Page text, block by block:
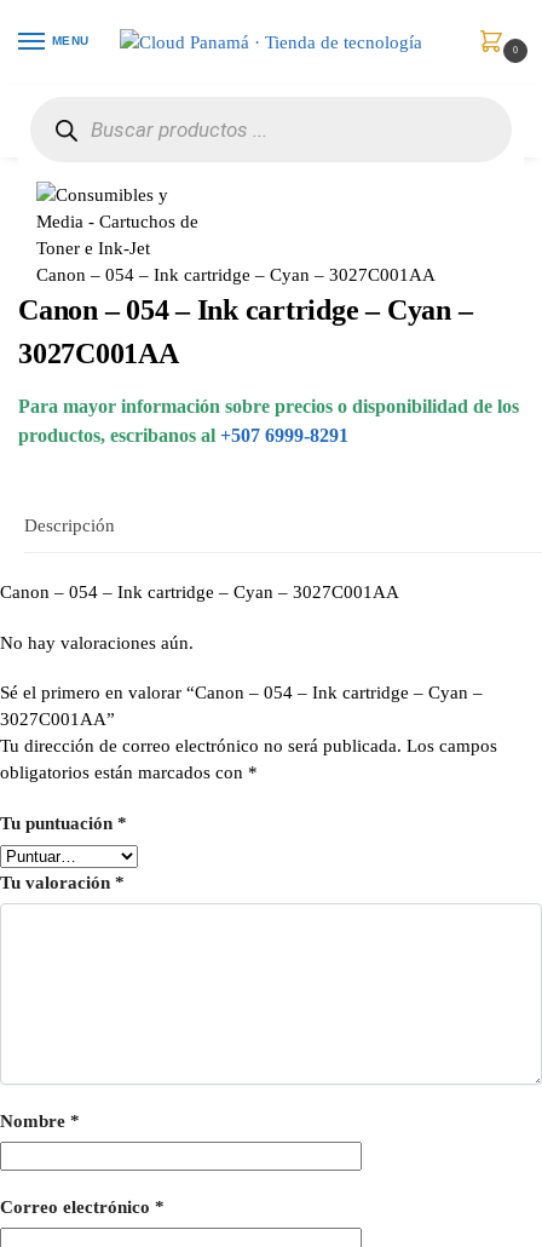
MENU
0
Canon – 054 – Ink cartridge – Cyan – 3027C001AA
Canon – 054 – Ink cartridge – Cyan –
3027C001AA
Para mayor información sobre precios o disponibilidad de los
productos, escribanos al +507 6999-8291
Descripción
Canon – 054 – Ink cartridge – Cyan – 3027C001AA
No hay valoraciones aún.
Sé el primero en valorar “Canon – 054 – Ink cartridge – Cyan –
3027C001AA”
Tu dirección de correo electrónico no será publicada. Los campos
obligatorios están marcados con *
Tu puntuación *
Tu valoración *
Nombre *
Correo electrónico *